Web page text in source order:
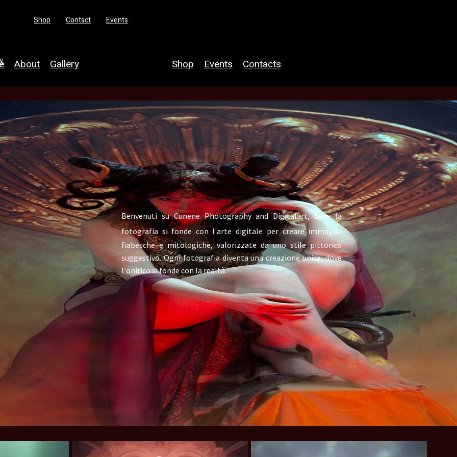
Shop Contact Events
About Gallery
Folklore
Fantasy &
fairytales
Witches &
vampires
Pets
Bands
Klimtunene
Cunenucha
Shop Events Contacts
Benvenuti suCunene Photography and Digitalart, dove la
fotografia si fonde con l'arte digitale per creare immagini
fiabesche e mitologiche, valorizzate da uno stile pittorico
suggestivo. Ogni fotografia diventa una creazione unica, dove
l'onirico si fonde con la realtà.